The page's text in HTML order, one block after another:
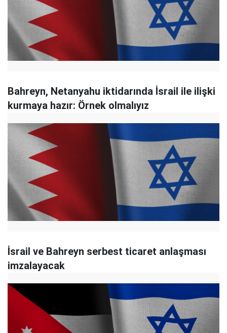
Bahreyn, Netanyahu iktidarında İsrail ile ilişki
kurmaya hazır: Örnek olmalıyız
İsrail ve Bahreyn serbest ticaret anlaşması
imzalayacak